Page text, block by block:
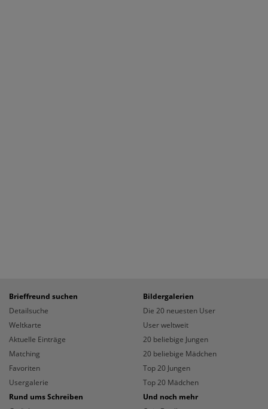
Brieffreund suchen
Detailsuche
Weltkarte
Aktuelle Einträge
Matching
Favoriten
Usergalerie
Bildergalerien
Die 20 neuesten User
User weltweit
20 beliebige Jungen
20 beliebige Mädchen
Top 20 Jungen
Top 20 Mädchen
Rund ums Schreiben
Und noch mehr